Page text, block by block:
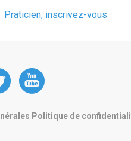
Praticien, inscrivez-vous
atPolitique de